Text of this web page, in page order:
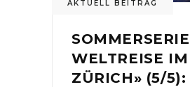
AKTUELL BEITRAG
WELTREISE
ZÜRICH» (5/5):